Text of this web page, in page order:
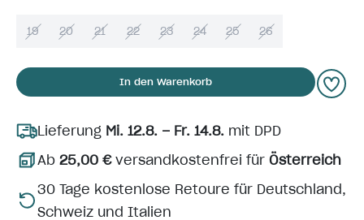
19 20 21 22 23 24 25 26
In den Warenkorb
Lieferung Mi. 12.8. – Fr. 14.8. mit DPD
Ab 25,00 €versandkostenfrei für Österreich
30 Tage kostenlose Retoure für Deutschland,
Schweiz und Italien